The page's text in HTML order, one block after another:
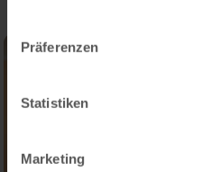
Präferenzen
Statistiken
Marketing